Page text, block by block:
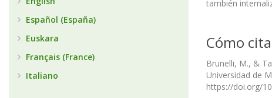
también
Cómo
Brunelli, M., &
Universidad de
https://doi.org/
Español (España)
Euskara
Français (France)
Italiano